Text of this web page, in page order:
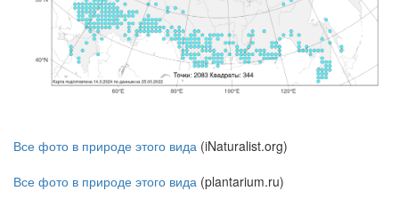
Все фото в природе этого вида (iNaturalist.org)
Все фото в природе этого вида (plantarium.ru)